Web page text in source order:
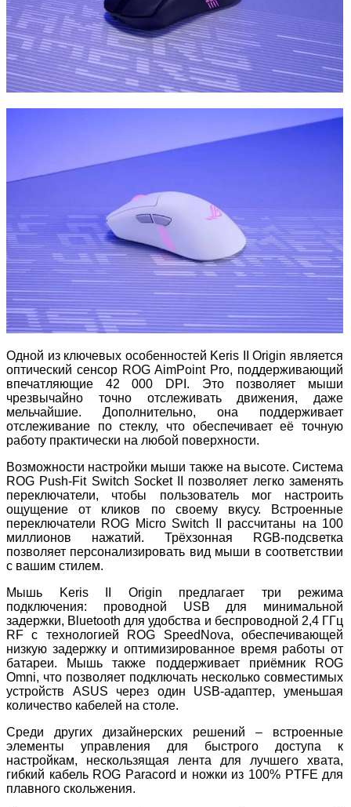
Одной из ключевых особенностей Keris II Origin является
оптический сенсор ROG AimPoint Pro, поддерживающий
впечатляющие 42 000 DPI. Это позволяет мыши
чрезвычайно точно отслеживать движения, даже
мельчайшие. Дополнительно, она поддерживает
отслеживание по стеклу, что обеспечивает её точную
работу практически на любой поверхности.
Возможности настройки мыши также на высоте. Система
ROG Push-Fit Switch Socket II позволяет легко заменять
переключатели, чтобы пользователь мог настроить
ощущение от кликов по своему вкусу. Встроенные
переключатели ROG Micro Switch II рассчитаны на 100
миллионов нажатий. Трёхзонная RGB-подсветка
позволяет персонализировать вид мыши в соответствии
с вашим стилем.
Мышь Keris II Origin предлагает три режима
подключения: проводной USB для минимальной
задержки, Bluetooth для удобства и беспроводной 2,4 ГГц
RF с технологией ROG SpeedNova, обеспечивающей
низкую задержку и оптимизированное время работы от
батареи. Мышь также поддерживает приёмник ROG
Omni, что позволяет подключать несколько совместимых
устройств ASUS через один USB-адаптер, уменьшая
количество кабелей на столе.
Среди других дизайнерских решений – встроенные
элементы управления для быстрого доступа к
настройкам, нескользящая лента для лучшего хвата,
гибкий кабель ROG Paracord и ножки из 100% PTFE для
плавного скольжения.